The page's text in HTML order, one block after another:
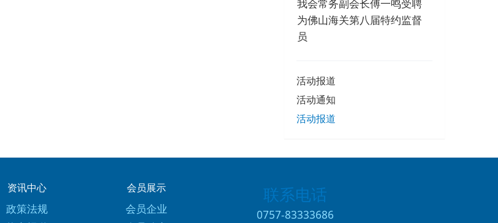
我会常务副会长傅一鸣受聘
为佛山海关第八届特约监督
员
活动报道
活动通知
活动报道
资讯中心
政策法规
会员展示
会员企业
联系电话
0757-83333686